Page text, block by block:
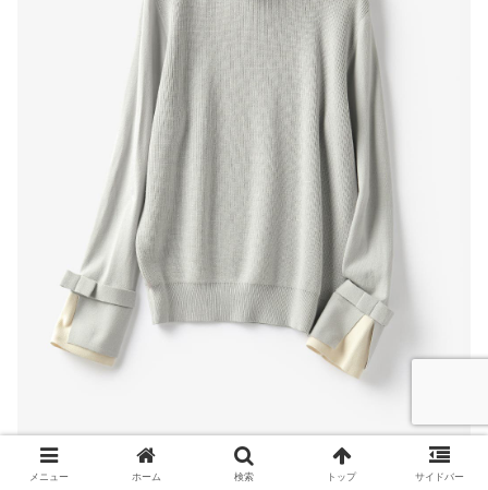
メニュー ホーム 検索 トップ サイドバー